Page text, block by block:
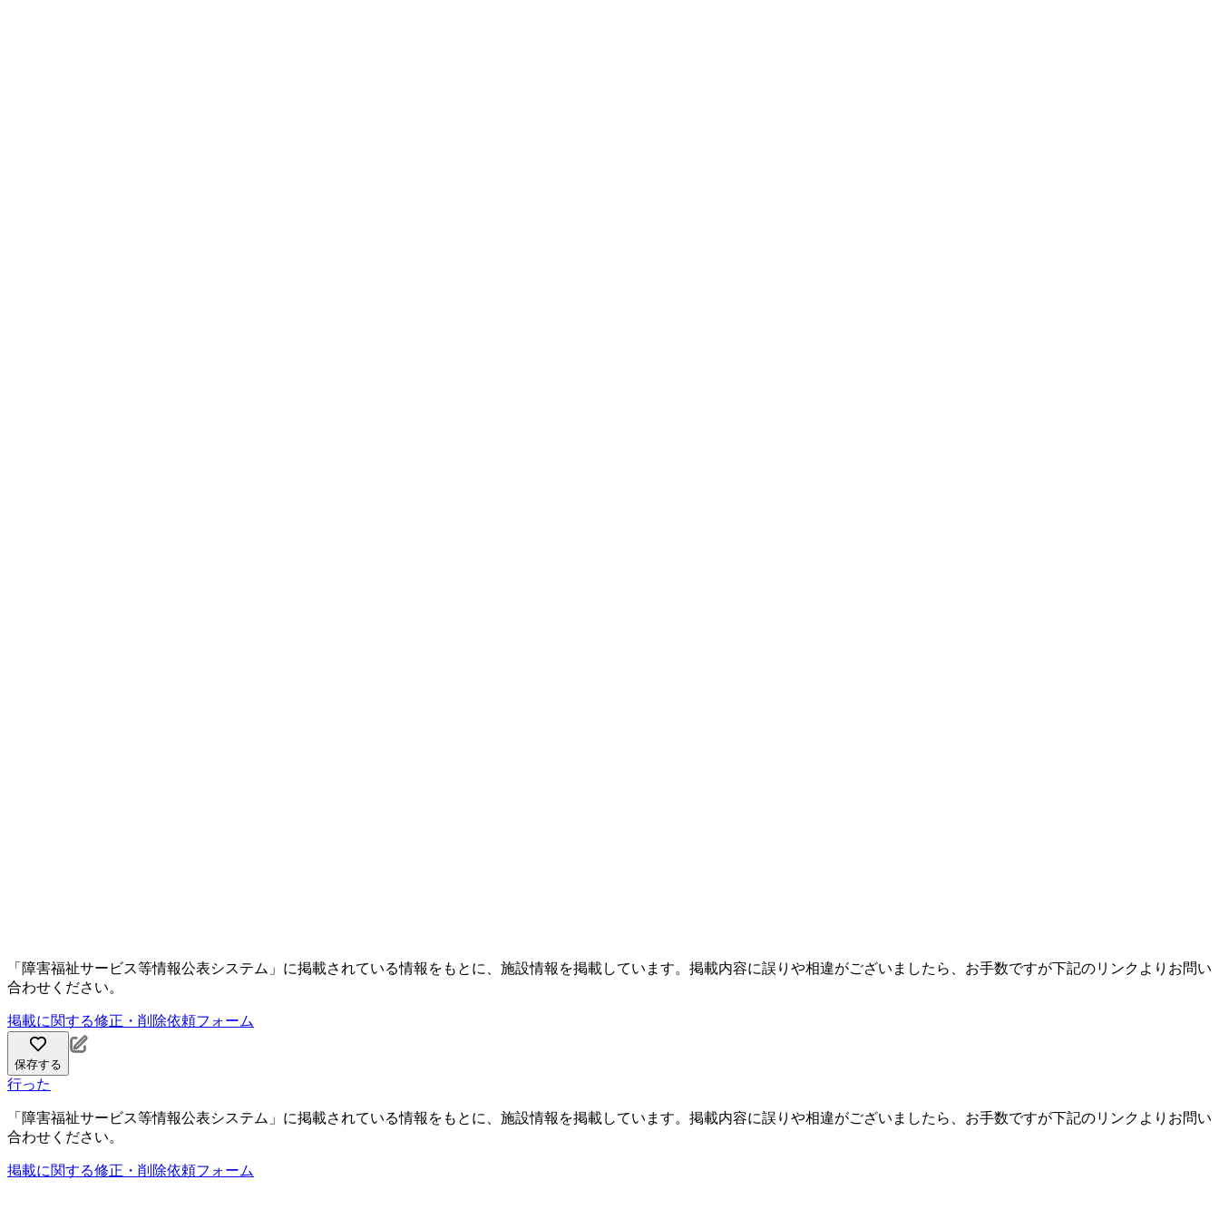
「障害福祉サービス等情報公表システム」に掲載されている情報をもとに、施設情報を掲載しています。掲載内容に誤りや相違がございましたら、お手数ですが下記のリンクよりお問い
合わせください。
掲載に関する修正・削除依頼フォーム
保存する
行った
「障害福祉サービス等情報公表システム」に掲載されている情報をもとに、施設情報を掲載しています。掲載内容に誤りや相違がございましたら、お手数ですが下記のリンクよりお問い
合わせください。
掲載に関する修正・削除依頼フォーム